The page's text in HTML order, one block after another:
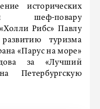
исторических
шеф-повару
Рибс» Павлу
туризма
«Парус на море»
за «Лучший
Петербургскую